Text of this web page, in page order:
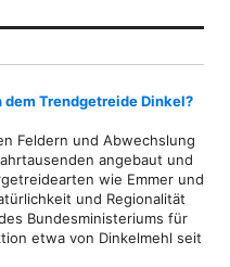
Trendgetreide Dinkel?
Feldern und Abwechslung
angebaut und
wie Emmer und
und Regionalität
Bundesministeriums für
etwa von Dinkelmehl seit